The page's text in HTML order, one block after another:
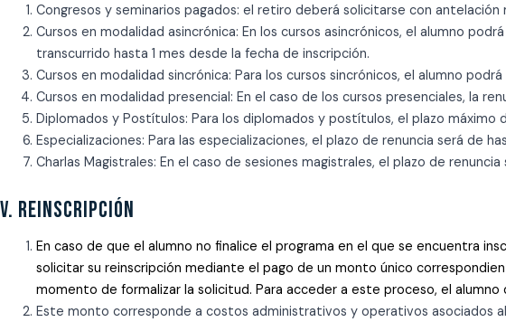
Congresos y seminarios pagados: el retiro deberá solicitarse con antelación
Cursos en modalidad asincrónica: En los cursos asincrónicos, el alumno
transcurrido hasta 1 mes desde la fecha de inscripción.
Cursos en modalidad sincrónica: Para los cursos sincrónicos, el alumno podrá
Cursos en modalidad presencial: En el caso de los cursos presenciales, la
Diplomados y Postítulos: Para los diplomados y postítulos, el plazo máximo
Especializaciones: Para las especializaciones, el plazo de renuncia será de
Charlas Magistrales: En el caso de sesiones magistrales, el plazo de
V. REINSCRIPCIÓN
En caso de que el alumno no finalice el programa en el que se encuentra
solicitar su reinscripción mediante el pago de un monto único
momento de formalizar la solicitud. Para acceder a este proceso, el
Este monto corresponde a costos administrativos y operativos asociados